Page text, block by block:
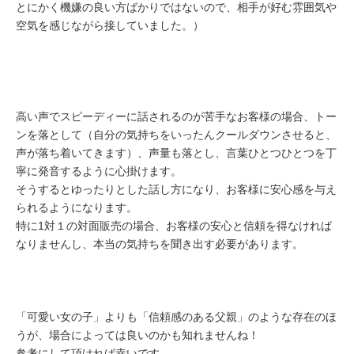
とにかく機嫌の良い方ばかりではないので、相手が好む雰囲気や
空気を感じながら接していました。）
高い声でスピーディーに話されるのが苦手なお客様の場合、トー
ンを落として（自分の気持ちをいったんクールダウンさせると、
声が落ち着いてきます）、声量も落とし、言葉ひとつひとつを丁
寧に発音するように心掛けます。
そうするとゆったりとした話し方になり、お客様に安心感を与え
られるようになります。
特に1対１の対面販売の場合、お客様の安心と信頼を得なければ
なりませんし、本当の気持ちを聞き出す必要があります。
「可愛い女の子」よりも「信頼感のある父親」のような存在のほ
うが、場合によっては良いのかも知れませんね！